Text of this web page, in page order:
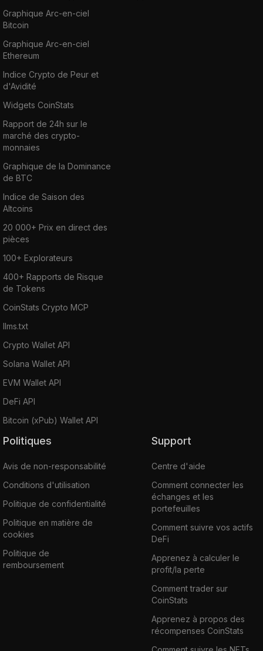
Graphique Arc-en-ciel
Bitcoin
Graphique Arc-en-ciel
Ethereum
Indice Crypto de Peur et
d'Avidité
Widgets CoinStats
Rapport de 24h sur le
marché des crypto-
monnaies
Graphique de la Dominance
de BTC
Indice de Saison des
Altcoins
20 000+ Prix en direct des
pièces
100+ Explorateurs
400+ Rapports de Risque
de Tokens
CoinStats Crypto MCP
llms.txt
Crypto Wallet API
Solana Wallet API
EVM Wallet API
DeFi API
Bitcoin (xPub) Wallet API
Politiques
Avis de non-responsabilité
Conditions d'utilisation
Politique de confidentialité
Politique en matière de
cookies
Politique de
remboursement
Support
Centre d'aide
Comment connecter les
échanges et les
portefeuilles
Comment suivre vos actifs
DeFi
Apprenez à calculer le
profit/la perte
Comment trader sur
CoinStats
Apprenez à propos des
récompenses CoinStats